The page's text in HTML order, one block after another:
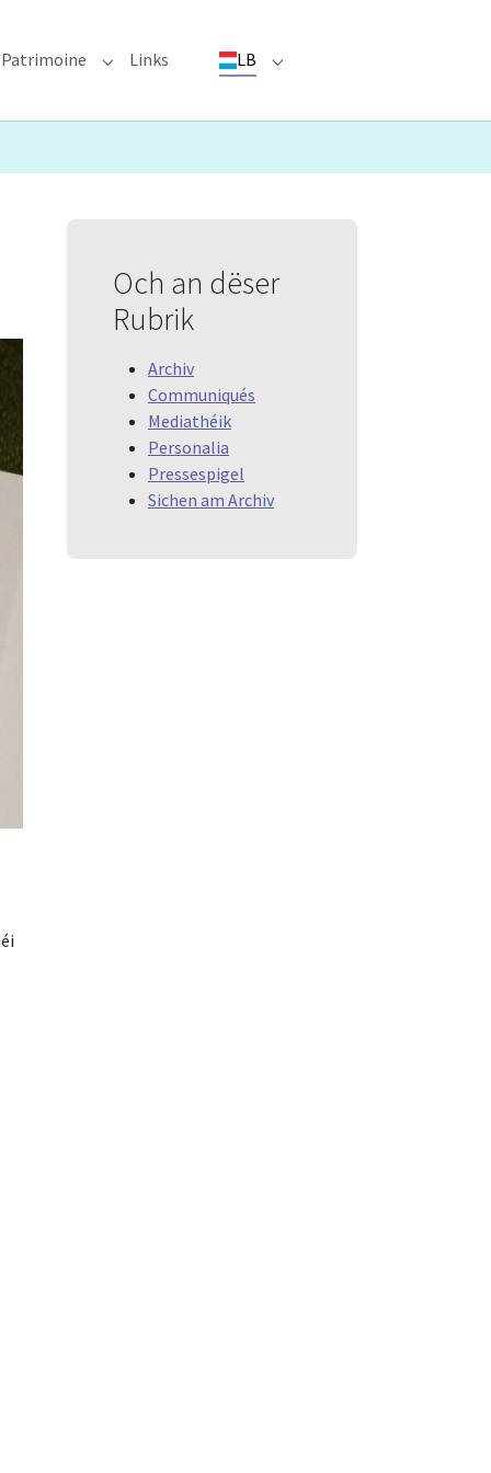
for "Evenementer"
Patrimoine Submenu for "Patrimoine"
Links LB Submenu for "LB"
Och an dëser
Rubrik
Archiv
Communiqués
Mediathéik
Personalia
Pressespigel
Sichen am Archiv